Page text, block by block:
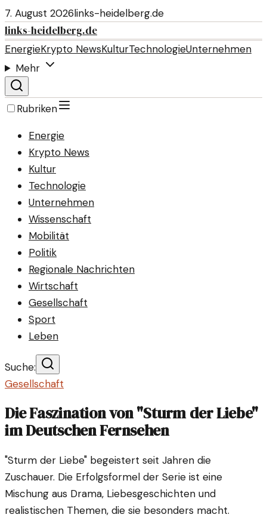
7. August 2026links-heidelberg.de
links-heidelberg.de
EnergieKrypto NewsKulturTechnologieUnternehmen
Mehr
Rubriken
Energie
Krypto News
Kultur
Technologie
Unternehmen
Wissenschaft
Mobilität
Politik
Regionale Nachrichten
Wirtschaft
Gesellschaft
Sport
Leben
Suche:
Gesellschaft
Die Faszination von "Sturm der Liebe"
im Deutschen Fernsehen
"Sturm der Liebe" begeistert seit Jahren die
Zuschauer. Die Erfolgsformel der Serie ist eine
Mischung aus Drama, Liebesgeschichten und
realistischen Themen, die sie besonders macht.